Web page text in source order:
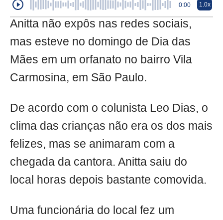
0:00 1.0x
Anitta não expôs nas redes sociais,
mas esteve no domingo de Dia das
Mães em um orfanato no bairro Vila
Carmosina, em São Paulo.
De acordo com o colunista Leo Dias, o
clima das crianças não era os dos mais
felizes, mas se animaram com a
chegada da cantora. Anitta saiu do
local horas depois bastante comovida.
Uma funcionária do local fez um